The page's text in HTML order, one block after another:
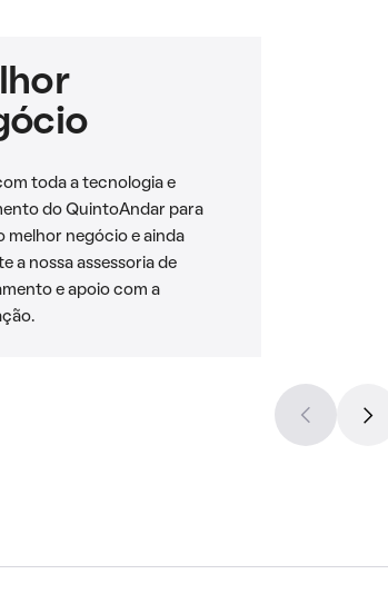
toda a tecnologia e
do QuintoAndar para
melhor negócio e ainda
a nossa assessoria de
e apoio com a